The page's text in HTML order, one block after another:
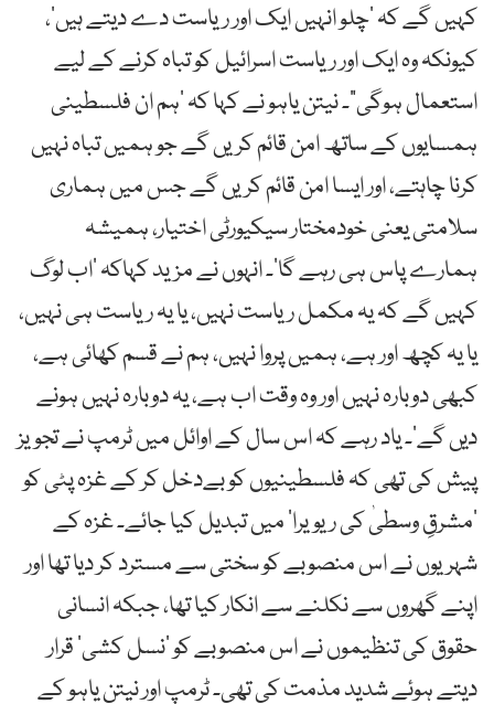
کہیں گے کہ ’چلو انہیں ایک اور ریاست دے دیتے ہیں‘،
کیونکہ وہ ایک اور ریاست اسرائیل کو تباہ کرنے کے لیے
استعمال ہوگی“۔ نیتن یاہو نے کہا کہ ’ہم ان فلسطینی
ہمسایوں کے ساتھ امن قائم کریں گے جو ہمیں تباہ نہیں
کرنا چاہتے، اور ایسا امن قائم کریں گے جس میں ہماری
سلامتی یعنی خودمختار سیکیورٹی اختیار، ہمیشہ
ہمارے پاس ہی رہے گا‘۔ انہوں نے مزید کہاکہ ’اب لوگ
کہیں گے کہ یہ مکمل ریاست نہیں، یا یہ ریاست ہی نہیں،
یا یہ کچھ اور ہے، ہمیں پروا نہیں، ہم نے قسم کھائی ہے،
کبھی دوبارہ نہیں اور وہ وقت اب ہے، یہ دوبارہ نہیں ہونے
دیں گے‘۔ یاد رہے کہ اس سال کے اوائل میں ٹرمپ نے تجویز
پیش کی تھی کہ فلسطینیوں کو بےدخل کر کے غزہ پٹی کو
’مشرقِ وسطیٰ کی ریویرا‘ میں تبدیل کیا جائے۔ غزہ کے
شہریوں نے اس منصوبے کو سختی سے مسترد کر دیا تھا اور
اپنے گھروں سے نکلنے سے انکار کیا تھا، جبکہ انسانی
حقوق کی تنظیموں نے اس منصوبے کو ’نسل کشی‘ قرار
دیتے ہوئے شدید مذمت کی تھی۔ ٹرمپ اور نیتن یاہو کے